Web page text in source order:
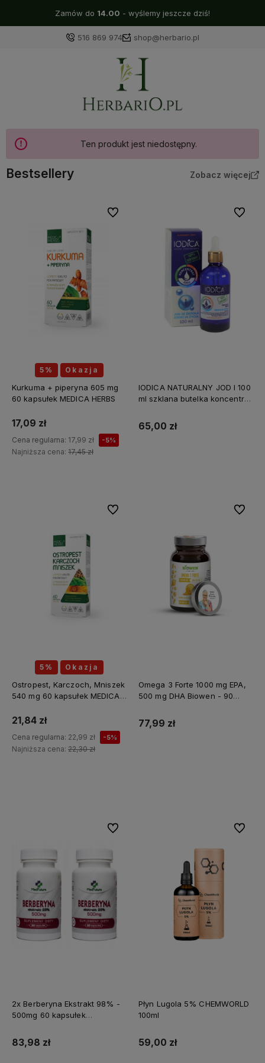
Zamów do 14.00 - wyślemy jeszcze dziś!
516 869 974 shop@herbario.pl
Ten produkt jest niedostępny.
Bestsellery Zobacz więcej
5% Okazja
Kurkuma + piperyna 605 mg
60 kapsułek MEDICA HERBS
17,09 zł
Cena regularna: 17,99 zł -5%
Najniższa cena: 17,45 zł
Do ulubionych
IODICA NATURALNY JOD I 100
ml szklana butelka koncentrat
65,00 zł
Do
5% Okazja
Ostropest, Karczoch, Mniszek
540 mg 60 kapsułek MEDICA
21,84 zł
Cena regularna: 22,99 zł -5%
Najniższa cena: 22,30 zł
Do ulubionych
Omega 3 Forte 1000 mg EPA,
500 mg DHA Biowen - 90
77,99 zł
Do
2x Berberyna Ekstrakt 98% -
500mg 60 kapsułek
83,98 zł
Do ulubionych
Płyn Lugola 5% CHEMWORLD
100ml
59,00 zł
Do